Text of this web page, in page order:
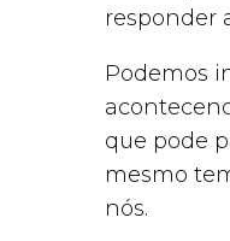
responder
Podemos
que pode
mesmo
nós.